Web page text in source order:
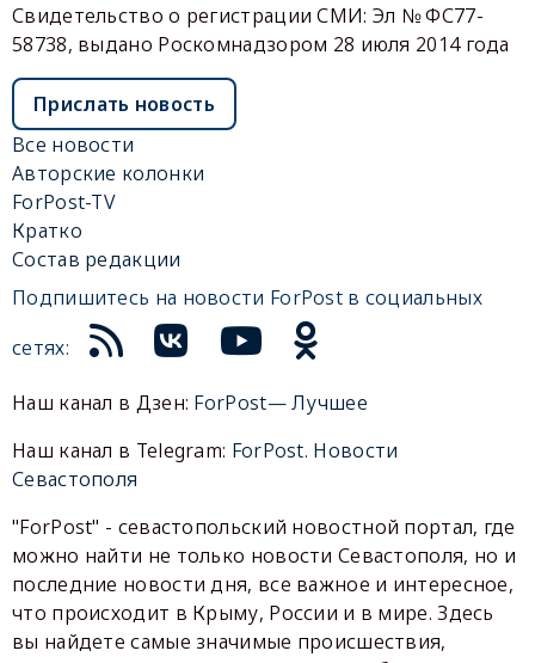
Свидетельство о регистрации СМИ: Эл № ФС77-
58738, выдано Роскомнадзором 28 июля 2014 года
Прислать новость
Все новости
Авторские колонки
ForPost-TV
Кратко
Состав редакции
Подпишитесь на новости ForPost в социальных
сетях:
Наш канал в Дзен: ForPost— Лучшее
Наш канал в Telegram: ForPost. Новости
Севастополя
"ForPost" - севастопольский новостной портал, где
можно найти не только новости Севастополя, но и
последние новости дня, все важное и интересное,
что происходит в Крыму, России и в мире. Здесь
вы найдете самые значимые происшествия,